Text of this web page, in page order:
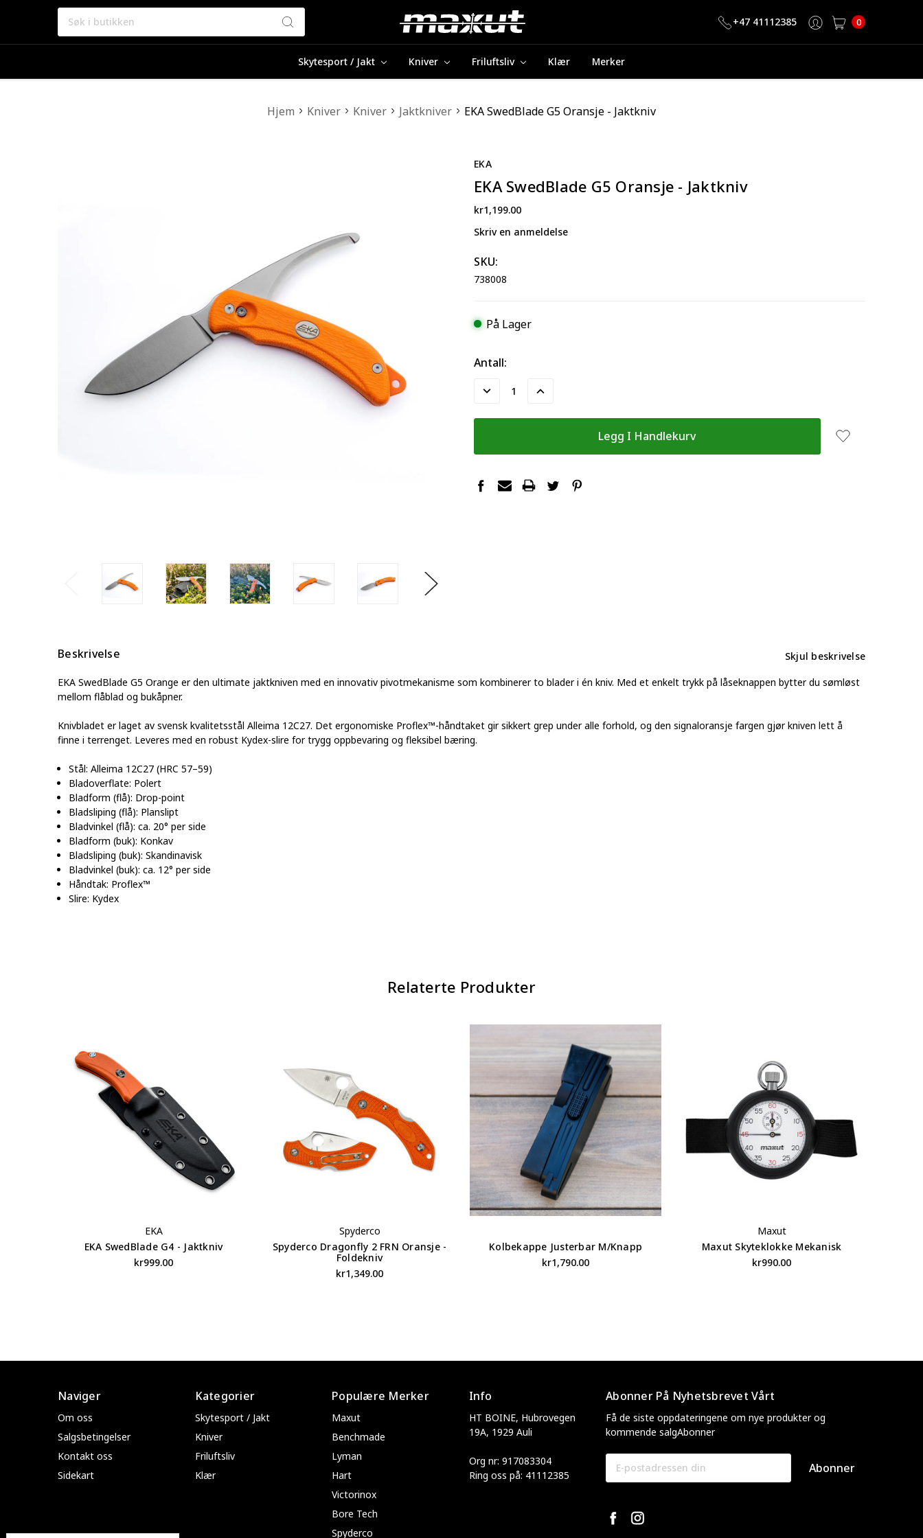
+47 41112385 0
Skytesport / Jakt Kniver Friluftsliv Klær Merker
Hjem Kniver Kniver Jaktkniver EKA SwedBlade G5 Oransje - Jaktkniv
EKA
EKA SwedBlade G5 Oransje - Jaktkniv
kr1,199.00
Skriv en anmeldelse
SKU:
738008
På Lager
Antall:
Reduser
Antall:
Øk
Antall:
Beskrivelse
Skjul beskrivelse
EKA SwedBlade G5 Orange er den ultimate jaktkniven med en innovativ pivotmekanisme som kombinerer to blader i én kniv. Med et enkelt trykk på låseknappen bytter du sømløst
mellom flåblad og bukåpner.
Knivbladet er laget av svensk kvalitetsstål Alleima 12C27. Det ergonomiske Proflex™-håndtaket gir sikkert grep under alle forhold, og den signaloransje fargen gjør kniven lett å
finne i terrenget. Leveres med en robust Kydex-slire for trygg oppbevaring og fleksibel bæring.
Stål: Alleima 12C27 (HRC 57–59)
Bladoverflate: Polert
Bladform (flå): Drop-point
Bladsliping (flå): Planslipt
Bladvinkel (flå): ca. 20° per side
Bladform (buk): Konkav
Bladsliping (buk): Skandinavisk
Bladvinkel (buk): ca. 12° per side
Håndtak: Proflex™
Slire: Kydex
Relaterte Produkter
EKA
EKA SwedBlade G4 - Jaktkniv
kr999.00
Spyderco
Spyderco Dragonfly 2 FRN Oransje -
Foldekniv
kr1,349.00
Kolbekappe Justerbar M/knapp
kr1,790.00
Maxut
Maxut Skyteklokke Mekanisk
kr990.00
Naviger
Om oss
Salgsbetingelser
Kontakt oss
Sidekart
Kategorier
Skytesport / Jakt
Kniver
Friluftsliv
Klær
Populære Merker
Maxut
Benchmade
Lyman
Hart
Victorinox
Bore Tech
Spyderco
Info
HT BOINE, Hubrovegen
19A, 1929 Auli
Org nr: 917083304
Ring oss på: 41112385
Abonner På Nyhetsbrevet Vårt
Få de siste oppdateringene om nye produkter og
kommende salgAbonner
postadresse